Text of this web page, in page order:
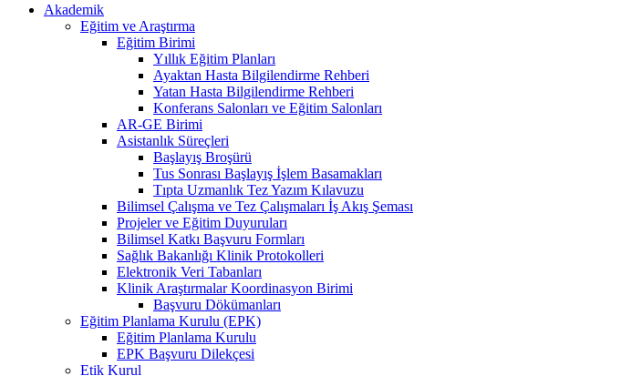
Akademik
Eğitim ve Araştırma
Eğitim Birimi
Yıllık Eğitim Planları
Ayaktan Hasta Bilgilendirme Rehberi
Yatan Hasta Bilgilendirme Rehberi
Konferans Salonları ve Eğitim Salonları
AR-GE Birimi
Asistanlık Süreçleri
Başlayış Broşürü
Tus Sonrası Başlayış İşlem Basamakları
Tıpta Uzmanlık Tez Yazım Kılavuzu
Bilimsel Çalışma ve Tez Çalışmaları İş Akış Şeması
Projeler ve Eğitim Duyuruları
Bilimsel Katkı Başvuru Formları
Sağlık Bakanlığı Klinik Protokolleri
Elektronik Veri Tabanları
Klinik Araştırmalar Koordinasyon Birimi
Başvuru Dökümanları
Eğitim Planlama Kurulu (EPK)
Eğitim Planlama Kurulu
EPK Başvuru Dilekçesi
Etik Kurul